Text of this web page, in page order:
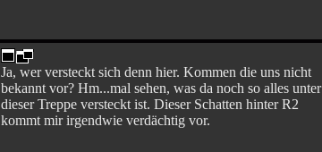
Ja, wer versteckt sich denn hier. Kommen die uns nicht
bekannt vor? Hm...mal sehen, was da noch so alles unter
dieser Treppe versteckt ist. Dieser Schatten hinter R2
kommt mir irgendwie verdächtig vor.